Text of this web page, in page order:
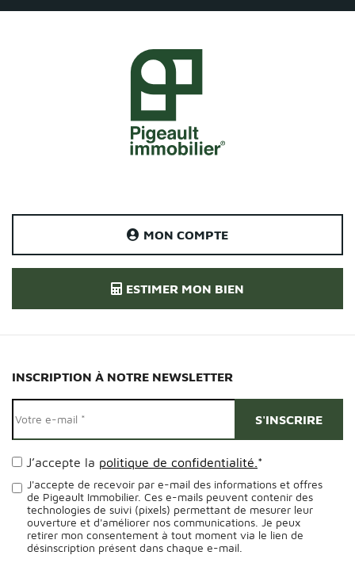
MON COMPTE
ESTIMER MON BIEN
INSCRIPTION À NOTRE NEWSLETTER
J’accepte la politique de confidentialité. *
J'accepte de recevoir par e-mail des informations et offres
de Pigeault Immobilier. Ces e-mails peuvent contenir des
technologies de suivi (pixels) permettant de mesurer leur
ouverture et d'améliorer nos communications. Je peux
retirer mon consentement à tout moment via le lien de
désinscription présent dans chaque e-mail.